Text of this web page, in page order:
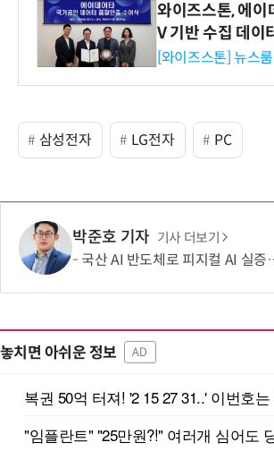
와이즈스톤, 에이
V 기반 수집 데이
증 최고 등급 수여
[와이즈스톤] 뉴스
삼성전자 LG전자 PC
박준호 기자 기사 더보기
국산 AI 반도체로 피지컬 AI 실증…올해
놓치면 아쉬운 정보 AD